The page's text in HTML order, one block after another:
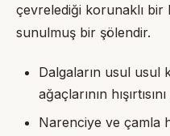
çevrelediği korunaklı
sunulmuş bir şölendir.
Dalgaların usul usul
ağaçlarının
Narenciye ve çamla